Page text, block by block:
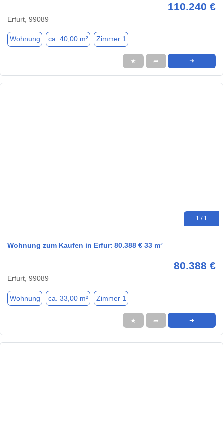
110.240 €
Erfurt, 99089
Wohnung ca. 40,00 m² Zimmer 1
★ ➦ ➜
1 / 1
Wohnung zum Kaufen in Erfurt 80.388 € 33 m²
80.388 €
Erfurt, 99089
Wohnung ca. 33,00 m² Zimmer 1
★ ➦ ➜